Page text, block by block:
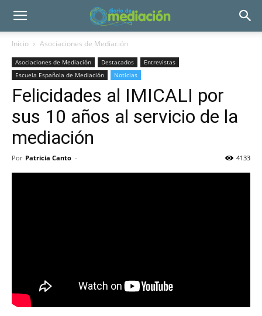
Inicio Asociaciones de Mediación
Asociaciones de Mediación Destacados
Entrevistas
Escuela Española de Mediación
Noticias
Felicidades al IMICALI por
sus 10 años al servicio de la
mediación
Por Patricia Canto - 4133